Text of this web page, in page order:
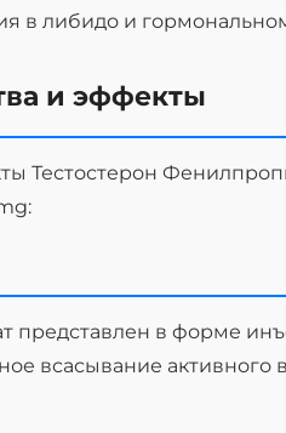
в либидо и
и эффекты
Тестостерон
представлен в форме
всасывание активного